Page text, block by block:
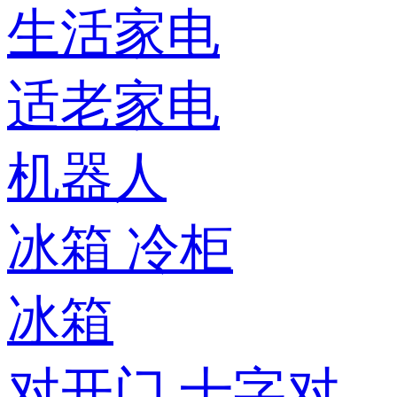
生活家电
适老家电
机器人
冰箱 冷柜
冰箱